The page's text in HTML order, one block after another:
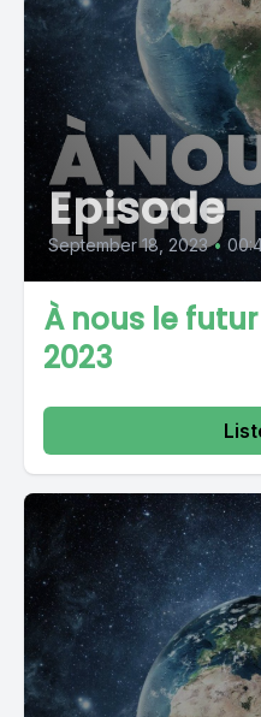
Episode
September 18, 2023 •
À nous le
2023